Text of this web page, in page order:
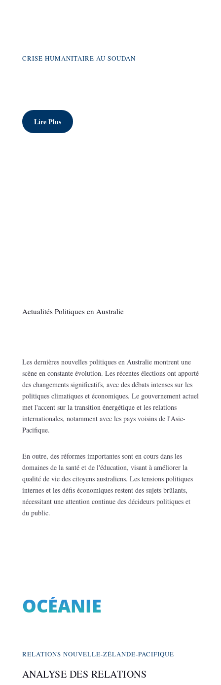
CRISE HUMANITAIRE AU SOUDAN
Lire Plus
Actualités Politiques en Australie
Les dernières nouvelles politiques en Australie montrent une
scène en constante évolution. Les récentes élections ont apporté
des changements significatifs, avec des débats intenses sur les
politiques climatiques et économiques. Le gouvernement actuel
met l'accent sur la transition énergétique et les relations
internationales, notamment avec les pays voisins de l'Asie-
Pacifique.
En outre, des réformes importantes sont en cours dans les
domaines de la santé et de l'éducation, visant à améliorer la
qualité de vie des citoyens australiens. Les tensions politiques
internes et les défis économiques restent des sujets brûlants,
nécessitant une attention continue des décideurs politiques et
du public.
OCÉANIE
RELATIONS NOUVELLE-ZÉLANDE-PACIFIQUE
ANALYSE DES RELATIONS